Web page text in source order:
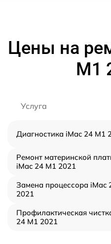
Цены на
M1
Услуга
Диагностика iMac 24 M1
Ремонт материнской
iMac 24 M1 2021
Замена процессора iMac
2021
Профилактическая
24 M1 2021